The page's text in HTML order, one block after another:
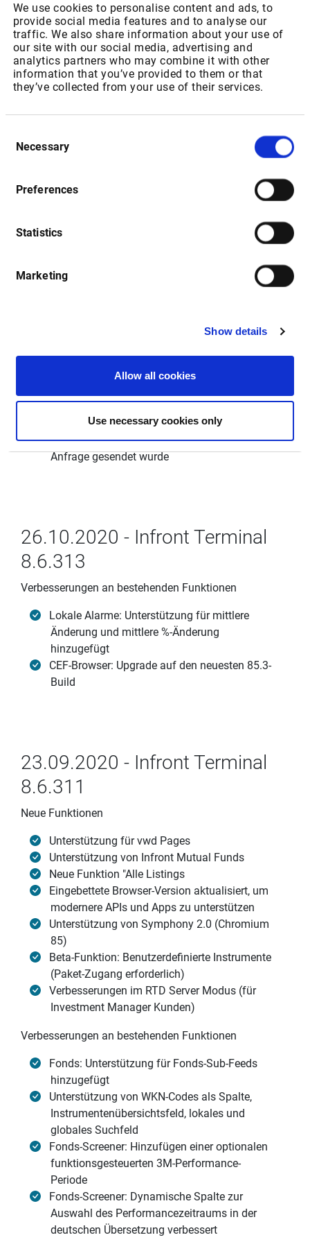
We use cookies to personalise content and ads, to
provide social media features and to analyse our
traffic. We also share information about your use of
our site with our social media, advertising and
analytics partners who may combine it with other
information that you’ve provided to them or that
they’ve collected from your use of their services.
Selection
Necessary
Preferences
Statistics
Marketing
Show details
Allow all cookies
Use necessary cookies only
8.6.320
Verbesserungen an bestehenden Funktionen
Aktualisierte Datei SymbolConversions.ini für
OSS-Ticker-Änderungen
8.6.319
Verbesserungen an bestehenden Funktionen
RSP-Handel: Warnung, wenn der Benutzer das
Abrechnungsdatum ändert, nachdem die
Anfrage gesendet wurde
26.10.2020 - Infront Terminal
8.6.313
Verbesserungen an bestehenden Funktionen
Lokale Alarme: Unterstützung für mittlere
Änderung und mittlere %-Änderung
hinzugefügt
CEF-Browser: Upgrade auf den neuesten 85.3-
Build
23.09.2020 - Infront Terminal
8.6.311
Neue Funktionen
Unterstützung für vwd Pages
Unterstützung von Infront Mutual Funds
Neue Funktion "Alle Listings
Eingebettete Browser-Version aktualisiert, um
modernere APIs und Apps zu unterstützen
Unterstützung von Symphony 2.0 (Chromium
85)
Beta-Funktion: Benutzerdefinierte Instrumente
(Paket-Zugang erforderlich)
Verbesserungen im RTD Server Modus (für
Investment Manager Kunden)
Verbesserungen an bestehenden Funktionen
Fonds: Unterstützung für Fonds-Sub-Feeds
hinzugefügt
Unterstützung von WKN-Codes als Spalte,
Instrumentenübersichtsfeld, lokales und
globales Suchfeld
Fonds-Screener: Hinzufügen einer optionalen
funktionsgesteuerten 3M-Performance-
Periode
Fonds-Screener: Dynamische Spalte zur
Auswahl des Performancezeitraums in der
deutschen Übersetzung verbessert